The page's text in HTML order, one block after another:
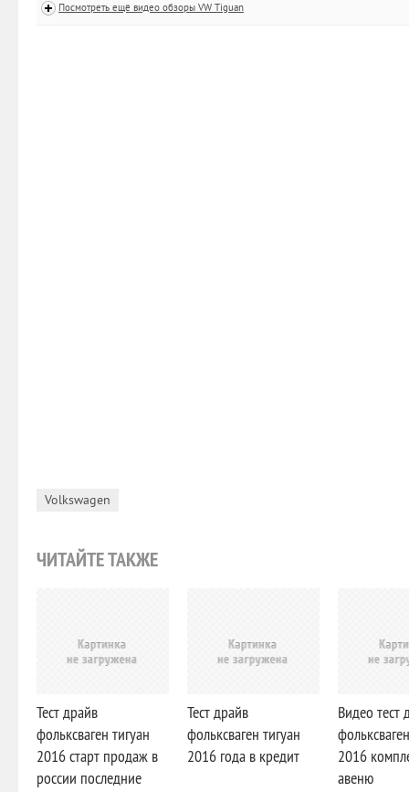
Посмотреть ещё видео обзоры VW Tiguan
Volkswagen
ЧИТАЙТЕ ТАКЖЕ
Тест драйв
фольксваген тигуан
2016 старт продаж в
россии последние
Тест драйв
фольксваген тигуан
2016 года в кредит
Видео тест
2016
авеню